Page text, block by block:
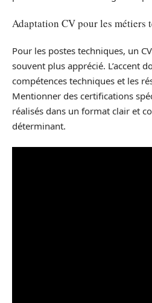
Adaptation CV pour les métiers
Pour les postes techniques, un
souvent plus apprécié. L’accent
compétences techniques et les
Mentionner des certifications
réalisés dans un format clair et
déterminant.